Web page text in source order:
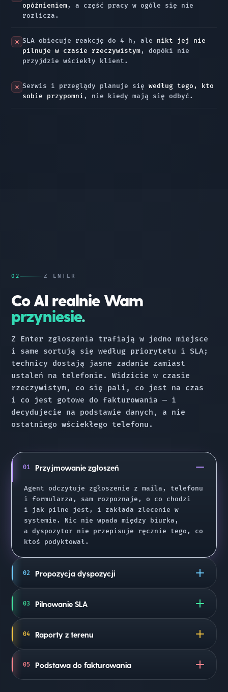
opóźnieniem, a część pracy w ogóle się nie
rozlicza.
SLA obiecuje reakcję do 4 h, ale nikt jej nie
pilnuje w czasie rzeczywistym, dopóki nie
przyjdzie wściekły klient.
Serwis i przeglądy planuje się według tego, kto
sobie przypomni , nie kiedy mają się odbyć.
02 Z ENTER
Co AI realnie Wam
przyniesie.
Z Enter zgłoszenia trafiają w jedno miejsce
i same sortują się według priorytetu i SLA;
technicy dostają jasne zadanie zamiast
ustaleń na telefonie. Widzicie w czasie
rzeczywistym, co się pali, co jest na czas
i co jest gotowe do fakturowania — i
decydujecie na podstawie danych, a nie
ostatniego wściekłego telefonu.
01 Przyjmowanie zgłoszeń
Agent odczytuje zgłoszenie z maila, telefonu
i formularza, sam rozpoznaje, o co chodzi
i jak pilne jest, i zakłada zlecenie w
systemie. Nic nie wpada między biurka,
a dyspozytor nie przepisuje ręcznie tego, co
ktoś podyktował.
02 Propozycja dyspozycji
najbliżej, ma wolne i potrzebne
zamiast pół godziny obdzwaniania ma gotowy
plan w kilka sekund.
03 Pilnowanie SLA
uzgodnionego czasu reakcji i ostrzega w
SLA, a klient dowiaduje się o tym nie
wcześniej niż Wy.
04 Raporty z terenu
zrobił, a agent spisuje z tego czysty raport
05 Podstawa do fakturowania